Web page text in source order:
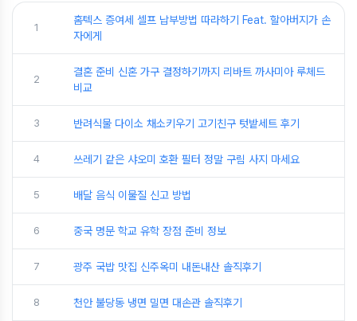
1
홈텍스 증여세 셀프 납부방법 따라하기 Feat. 할아버지가 손
자에게
2
결혼 준비 신혼 가구 결정하기까지 리바트 까사미아 루체드
비교
3 반려식물 다이소 채소키우기 고기친구 텃밭세트 후기
4 쓰레기 같은 샤오미 호환 필터 정말 구림 사지 마세요
5 배달 음식 이물질 신고 방법
6 중국 명문 학교 유학 장점 준비 정보
7 광주 국밥 맛집 신주옥미 내돈내산 솔직후기
8 천안 불당동 냉면 밀면 대손관 솔직후기